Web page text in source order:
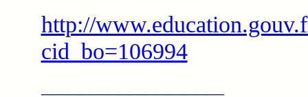
http://
cid_bo=106994